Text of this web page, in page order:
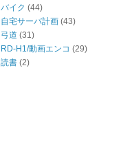
バイク (44)
自宅サーバ計画 (43)
弓道 (31)
RD-H1/動画エンコ (29)
読書 (2)